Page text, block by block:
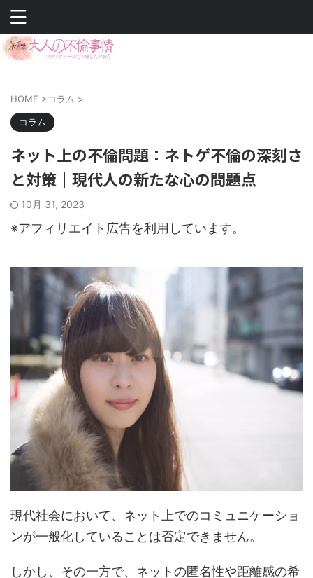
HOME >コラム >
コラム
ネット上の不倫問題：ネトゲ不倫の深刻さ
と対策｜現代人の新たな心の問題点
10月 31, 2023
※アフィリエイト広告を利用しています。
現代社会において、ネット上でのコミュニケーショ
ンが一般化していることは否定できません。
しかし、その一方で、ネットの匿名性や距離感の希